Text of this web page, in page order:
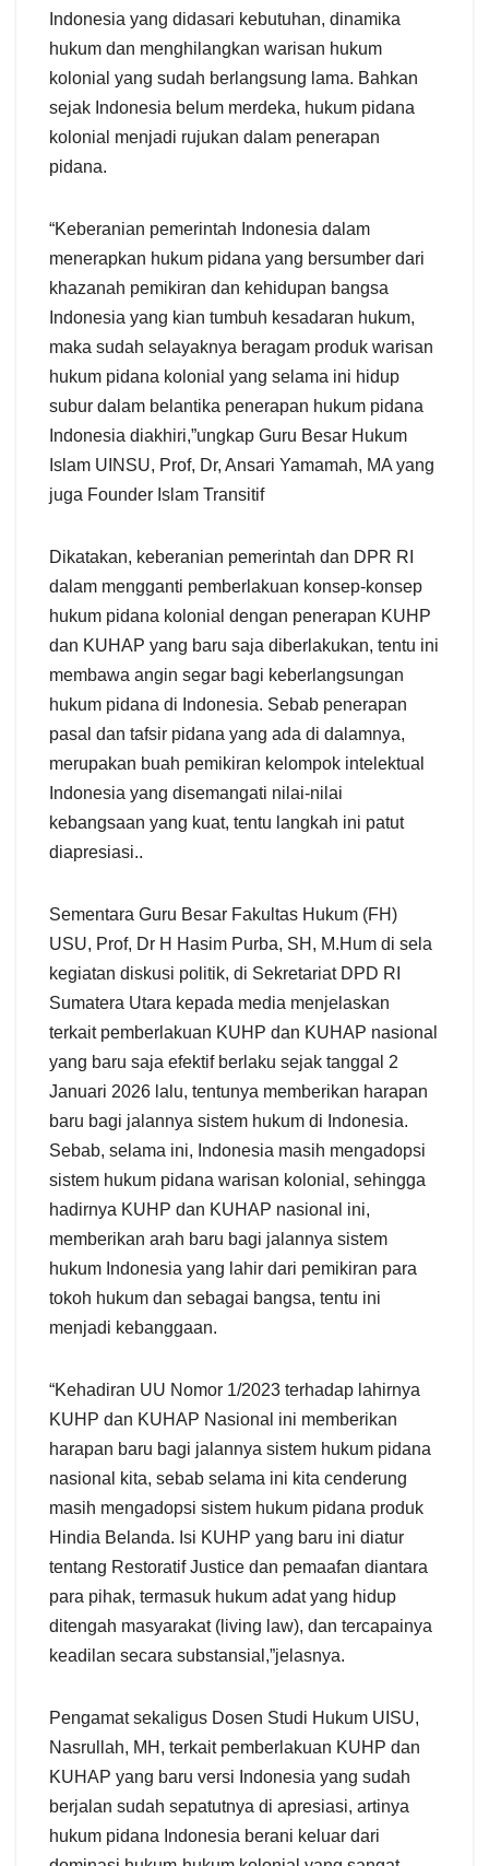
Indonesia yang didasari kebutuhan, dinamika
hukum dan menghilangkan warisan hukum
kolonial yang sudah berlangsung lama. Bahkan
sejak Indonesia belum merdeka, hukum pidana
kolonial menjadi rujukan dalam penerapan
pidana.
“Keberanian pemerintah Indonesia dalam
menerapkan hukum pidana yang bersumber dari
khazanah pemikiran dan kehidupan bangsa
Indonesia yang kian tumbuh kesadaran hukum,
maka sudah selayaknya beragam produk warisan
hukum pidana kolonial yang selama ini hidup
subur dalam belantika penerapan hukum pidana
Indonesia diakhiri,”ungkap Guru Besar Hukum
Islam UINSU, Prof, Dr, Ansari Yamamah, MA yang
juga Founder Islam Transitif
Dikatakan, keberanian pemerintah dan DPR RI
dalam mengganti pemberlakuan konsep-konsep
hukum pidana kolonial dengan penerapan KUHP
dan KUHAP yang baru saja diberlakukan, tentu ini
membawa angin segar bagi keberlangsungan
hukum pidana di Indonesia. Sebab penerapan
pasal dan tafsir pidana yang ada di dalamnya,
merupakan buah pemikiran kelompok intelektual
Indonesia yang disemangati nilai-nilai
kebangsaan yang kuat, tentu langkah ini patut
diapresiasi..
Sementara Guru Besar Fakultas Hukum (FH)
USU, Prof, Dr H Hasim Purba, SH, M.Hum di sela
kegiatan diskusi politik, di Sekretariat DPD RI
Sumatera Utara kepada media menjelaskan
terkait pemberlakuan KUHP dan KUHAP nasional
yang baru saja efektif berlaku sejak tanggal 2
Januari 2026 lalu, tentunya memberikan harapan
baru bagi jalannya sistem hukum di Indonesia.
Sebab, selama ini, Indonesia masih mengadopsi
sistem hukum pidana warisan kolonial, sehingga
hadirnya KUHP dan KUHAP nasional ini,
memberikan arah baru bagi jalannya sistem
hukum Indonesia yang lahir dari pemikiran para
tokoh hukum dan sebagai bangsa, tentu ini
menjadi kebanggaan.
“Kehadiran UU Nomor 1/2023 terhadap lahirnya
KUHP dan KUHAP Nasional ini memberikan
harapan baru bagi jalannya sistem hukum pidana
nasional kita, sebab selama ini kita cenderung
masih mengadopsi sistem hukum pidana produk
Hindia Belanda. Isi KUHP yang baru ini diatur
tentang Restoratif Justice dan pemaafan diantara
para pihak, termasuk hukum adat yang hidup
ditengah masyarakat (living law), dan tercapainya
keadilan secara substansial,”jelasnya.
Pengamat sekaligus Dosen Studi Hukum UISU,
Nasrullah, MH, terkait pemberlakuan KUHP dan
KUHAP yang baru versi Indonesia yang sudah
berjalan sudah sepatutnya di apresiasi, artinya
hukum pidana Indonesia berani keluar dari